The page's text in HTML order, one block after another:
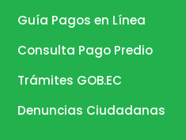
Guía Pagos en Línea
Consulta Pago Predio
Trámites GOB.EC
Denuncias Ciudadanas